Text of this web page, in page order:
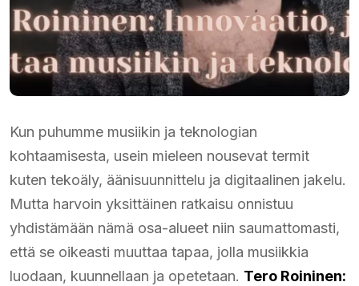
Kun puhumme musiikin ja teknologian
kohtaamisesta, usein mieleen nousevat termit
kuten tekoäly, äänisuunnittelu ja digitaalinen jakelu.
Mutta harvoin yksittäinen ratkaisu onnistuu
yhdistämään nämä osa-alueet niin saumattomasti,
että se oikeasti muuttaa tapaa, jolla musiikkia
luodaan, kuunnellaan ja opetetaan. Tero Roininen: